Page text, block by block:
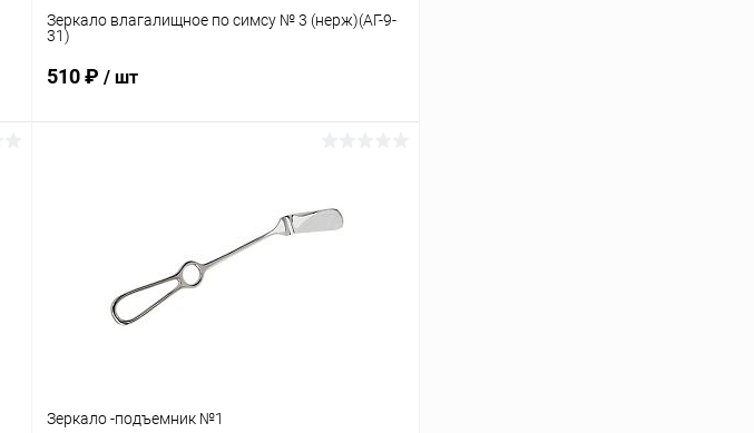
Зеркало влагалищное по симсу № 3 (нерж)(AГ-9-
31)
510 ₽ / шт
Сравнение
Зеркало -подъемник №1